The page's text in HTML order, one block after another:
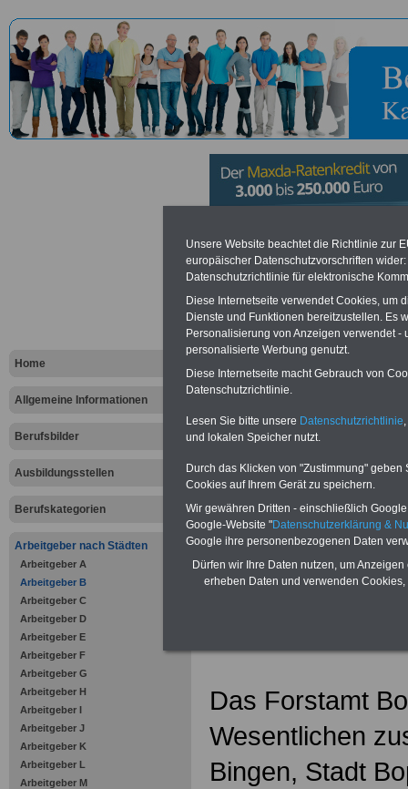
Home
Allgemeine Informationen
Berufsbilder
Ausbildungsstellen
Berufskategorien
Arbeitgeber nach Städten
Arbeitgeber A
Arbeitgeber B
Arbeitgeber C
Arbeitgeber D
Arbeitgeber E
Arbeitgeber F
Arbeitgeber G
Arbeitgeber H
Arbeitgeber I
Arbeitgeber J
Arbeitgeber K
Arbeitgeber L
Arbeitgeber M
Forstamt
Vorteile für den öffentlichen
Vergleichen und sparen
Bausparen schon ab 16 Jahren
Berufsunfähigkeitsabsicherung
Online-Vergleich Gesetzliche
Krankenkassen
Vorteile der Privaten
Krankenversicherung
zurück zur
Das Forstamt
Wesentlichen
Bingen, Stadt
Unsere Website beachtet die Richtlinie zur
europäischer Datenschutzvorschriften
Datenschutzrichtlinie für elektronische
Diese Internetseite verwendet Cookies, um
Dienste und Funktionen bereitzustellen. Es
Personalisierung von Anzeigen verwendet
personalisierte Werbung genutzt.
Diese Internetseite macht Gebrauch von
Datenschutzrichtlinie.
Lesen Sie bitte unsere Datenschutzrichtlinie
und lokalen Speicher nutzt.
Durch das Klicken von "Zustimmung"
Cookies auf Ihrem Gerät zu speichern.
Wir gewähren Dritten - einschließlich
Google-Website "Datenschutzerklärung &
Google ihre personenbezogenen Daten
Dürfen wir Ihre Daten nutzen, um
erheben Daten und verwenden